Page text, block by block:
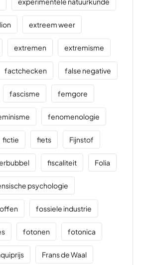
extreem weer
extremen extremisme
factchecken false negative
fascisme femgore
fenomenologie
fictie fiets Fijnstof
fiscaliteit Folia
psychologie
fossiele industrie
fotonen fotonica
Frans de Waal